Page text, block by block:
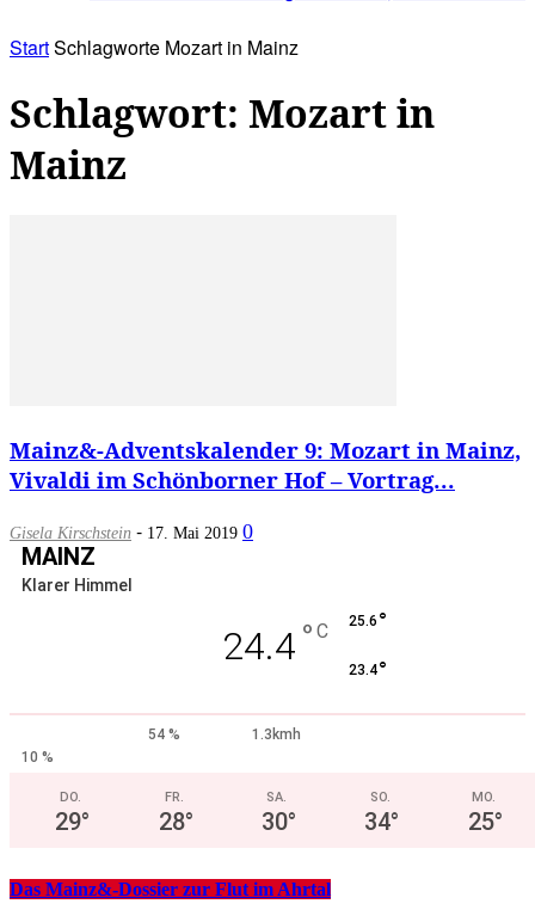
StartSchlagworte Mozart in Mainz
Schlagwort: Mozart in
Mainz
Mainz&-Adventskalender 9: Mozart in Mainz,
Vivaldi im Schönborner Hof – Vortrag...
Gisela Kirschstein - 17. Mai 2019 0
MAINZ
Klarer Himmel
24.4 ° C 25.6 °
23.4°
54 %
1.3kmh
10 %
DO.
29°
FR.
28°
SA.
30°
SO.
34°
MO.
25°
Das Mainz&-Dossier zur Flut im Ahrtal